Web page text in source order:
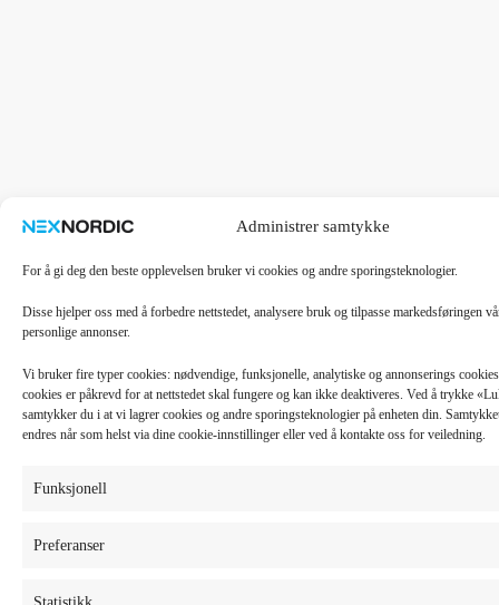
Administrer samtykke
For å gi deg den beste opplevelsen bruker vi cookies og andre sporingsteknologier.
Disse hjelper oss med å forbedre nettstedet, analysere bruk og tilpasse markedsføringen
personlige annonser.
Vi bruker fire typer cookies: nødvendige, funksjonelle, analytiske og annonserings
cookies er påkrevd for at nettstedet skal fungere og kan ikke deaktiveres. Ved å trykke
samtykker du i at vi lagrer cookies og andre sporingsteknologier på enheten din.
endres når som helst via dine cookie-innstillinger eller ved å kontakte oss for veiledning.
Funksjonell
Preferanser